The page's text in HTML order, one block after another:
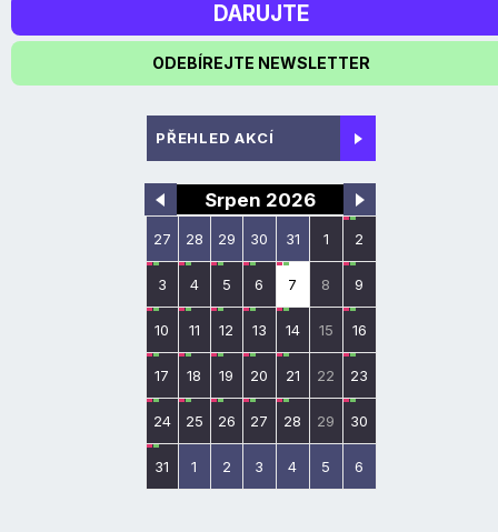
DARUJTE
ODEBÍREJTE NEWSLETTER
PŘEHLED AKCÍ
Srpen 2026
27 28 29 30 31 1 2
3 4 5 6 7 8 9
10 11 12 13 14 15 16
17 18 19 20 21 22 23
24 25 26 27 28 29 30
31 1 2 3 4 5 6